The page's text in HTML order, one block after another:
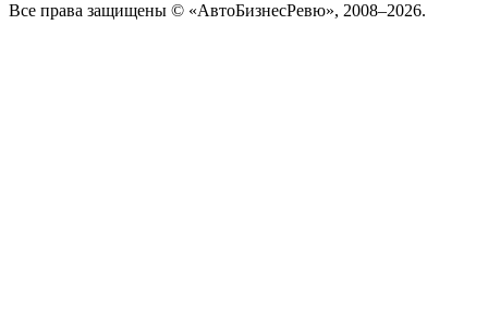
Все права защищены © «АвтоБизнесРевю», 2008–2026.